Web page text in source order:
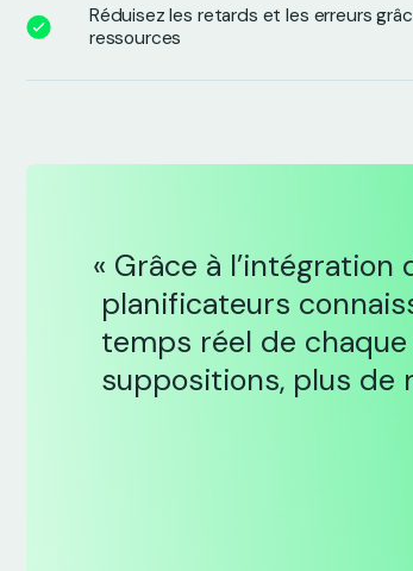
Réduisez les retards et les erreurs
ressources
« Grâce à l’intégration
planificateurs
temps réel de
suppositions, plus de